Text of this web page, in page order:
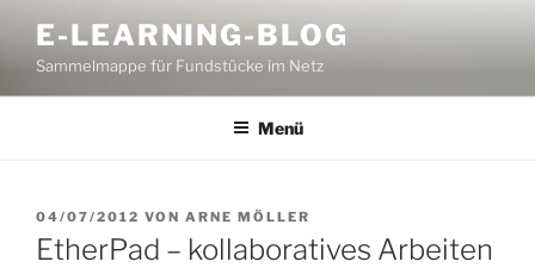
Inhalt
springen
E-LEARNING-BLOG
Sammelmappe für Fundstücke im Netz
Menü
VERÖFFENTLICHT
AM
04/07/2012 VON ARNE MÖLLER
EtherPad – kollaboratives Arbeiten